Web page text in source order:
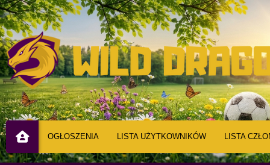
OGŁOSZENIA LISTA UŻYTKOWNIKÓW LISTA